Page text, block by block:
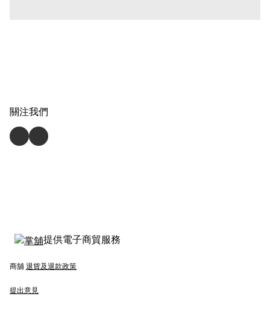
關注我們
提供電子商貿服務
商舖 退貨及退款政策
提出意見